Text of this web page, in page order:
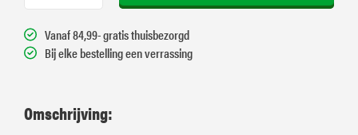
Vanaf 84,99- gratis thuisbezorgd
Bij elke bestelling een verrassing
Omschrijving: